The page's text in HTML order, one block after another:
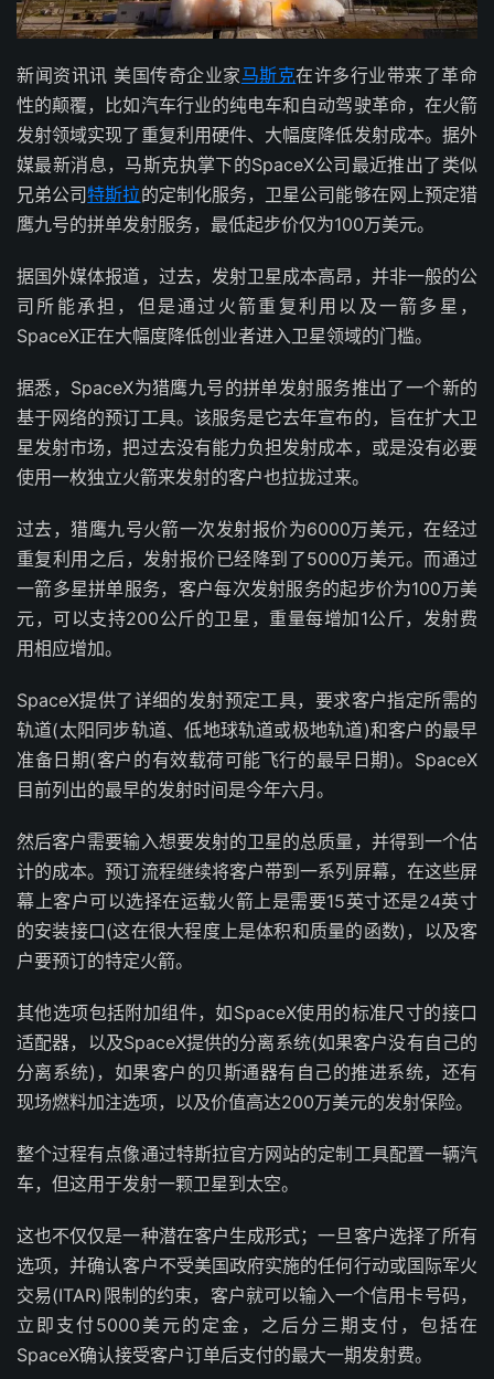
新闻资讯讯 美国传奇企业家马斯克在许多行业带来了革命
性的颠覆，比如汽车行业的纯电车和自动驾驶革命，在火箭
发射领域实现了重复利用硬件、大幅度降低发射成本。据外
媒最新消息，马斯克执掌下的SpaceX公司最近推出了类似
兄弟公司特斯拉的定制化服务，卫星公司能够在网上预定猎
鹰九号的拼单发射服务，最低起步价仅为100万美元。
据国外媒体报道，过去，发射卫星成本高昂，并非一般的公
司所能承担，但是通过火箭重复利用以及一箭多星，
SpaceX正在大幅度降低创业者进入卫星领域的门槛。
据悉，SpaceX为猎鹰九号的拼单发射服务推出了一个新的
基于网络的预订工具。该服务是它去年宣布的，旨在扩大卫
星发射市场，把过去没有能力负担发射成本，或是没有必要
使用一枚独立火箭来发射的客户也拉拢过来。
过去，猎鹰九号火箭一次发射报价为6000万美元，在经过
重复利用之后，发射报价已经降到了5000万美元。而通过
一箭多星拼单服务，客户每次发射服务的起步价为100万美
元，可以支持200公斤的卫星，重量每增加1公斤，发射费
用相应增加。
SpaceX提供了详细的发射预定工具，要求客户指定所需的
轨道(太阳同步轨道、低地球轨道或极地轨道)和客户的最早
准备日期(客户的有效载荷可能飞行的最早日期)。SpaceX
目前列出的最早的发射时间是今年六月。
然后客户需要输入想要发射的卫星的总质量，并得到一个估
计的成本。预订流程继续将客户带到一系列屏幕，在这些屏
幕上客户可以选择在运载火箭上是需要15英寸还是24英寸
的安装接口(这在很大程度上是体积和质量的函数)，以及客
户要预订的特定火箭。
其他选项包括附加组件，如SpaceX使用的标准尺寸的接口
适配器，以及SpaceX提供的分离系统(如果客户没有自己的
分离系统)，如果客户的贝斯通器有自己的推进系统，还有
现场燃料加注选项，以及价值高达200万美元的发射保险。
整个过程有点像通过特斯拉官方网站的定制工具配置一辆汽
车，但这用于发射一颗卫星到太空。
这也不仅仅是一种潜在客户生成形式；一旦客户选择了所有
选项，并确认客户不受美国政府实施的任何行动或国际军火
交易(ITAR)限制的约束，客户就可以输入一个信用卡号码，
立即支付5000美元的定金，之后分三期支付，包括在
SpaceX确认接受客户订单后支付的最大一期发射费。